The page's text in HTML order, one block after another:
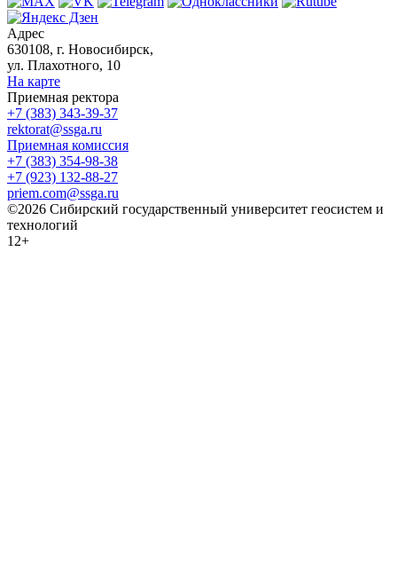
Адрес
630108, г. Новосибирск,
ул. Плахотного, 10
На карте
Приемная ректора
+7 (383) 343-39-37
rektorat@ssga.ru
Приемная комиссия
+7 (383) 354-98-38
+7 (923) 132-88-27
priem.com@ssga.ru
©2026 Сибирский государственный университет геосистем и
технологий
12+